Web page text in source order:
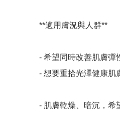
**適用膚況與人群**
- 希望同時改善肌膚彈
- 想要重拾光澤健康肌
- 肌膚乾燥、暗沉，希